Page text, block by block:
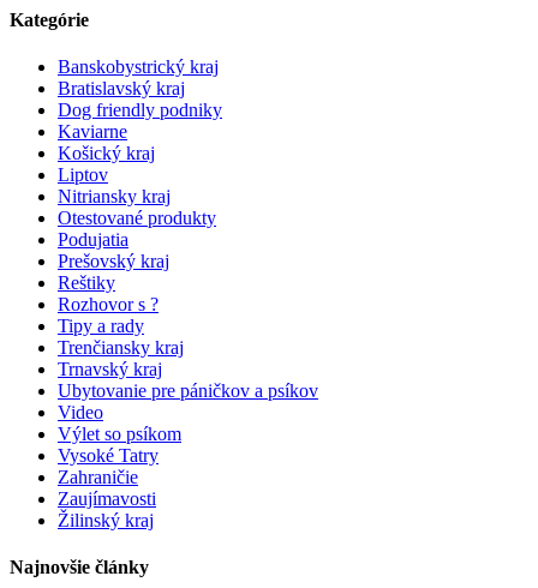
Kategórie
Banskobystrický kraj
Bratislavský kraj
Dog friendly podniky
Kaviarne
Košický kraj
Liptov
Nitriansky kraj
Otestované produkty
Podujatia
Prešovský kraj
Reštiky
Rozhovor s ?
Tipy a rady
Trenčiansky kraj
Trnavský kraj
Ubytovanie pre páničkov a psíkov
Video
Výlet so psíkom
Vysoké Tatry
Zahraničie
Zaujímavosti
Žilinský kraj
Najnovšie články